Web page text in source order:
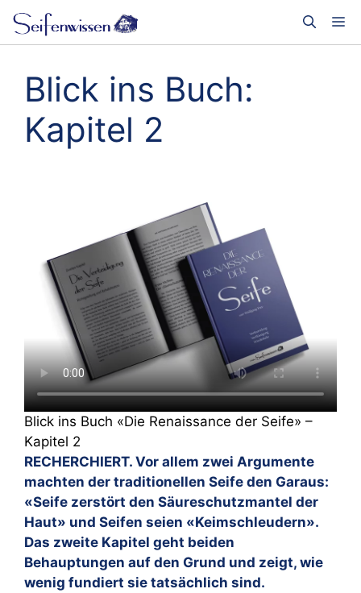
Zum
Inhalt
springen
Blick ins Buch:
Kapitel 2
Blick ins Buch «Die Renaissance der Seife» –
Kapitel 2
RECHERCHIERT. Vor allem zwei Argumente
machten der traditionellen Seife den Garaus:
«Seife zerstört den Säureschutzmantel der
Haut» und Seifen seien «Keimschleudern».
Das zweite Kapitel geht beiden
Behauptungen auf den Grund und zeigt, wie
wenig fundiert sie tatsächlich sind.